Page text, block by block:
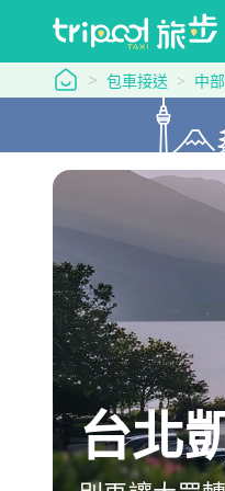
tripool 旅步
包車接送 中
台北